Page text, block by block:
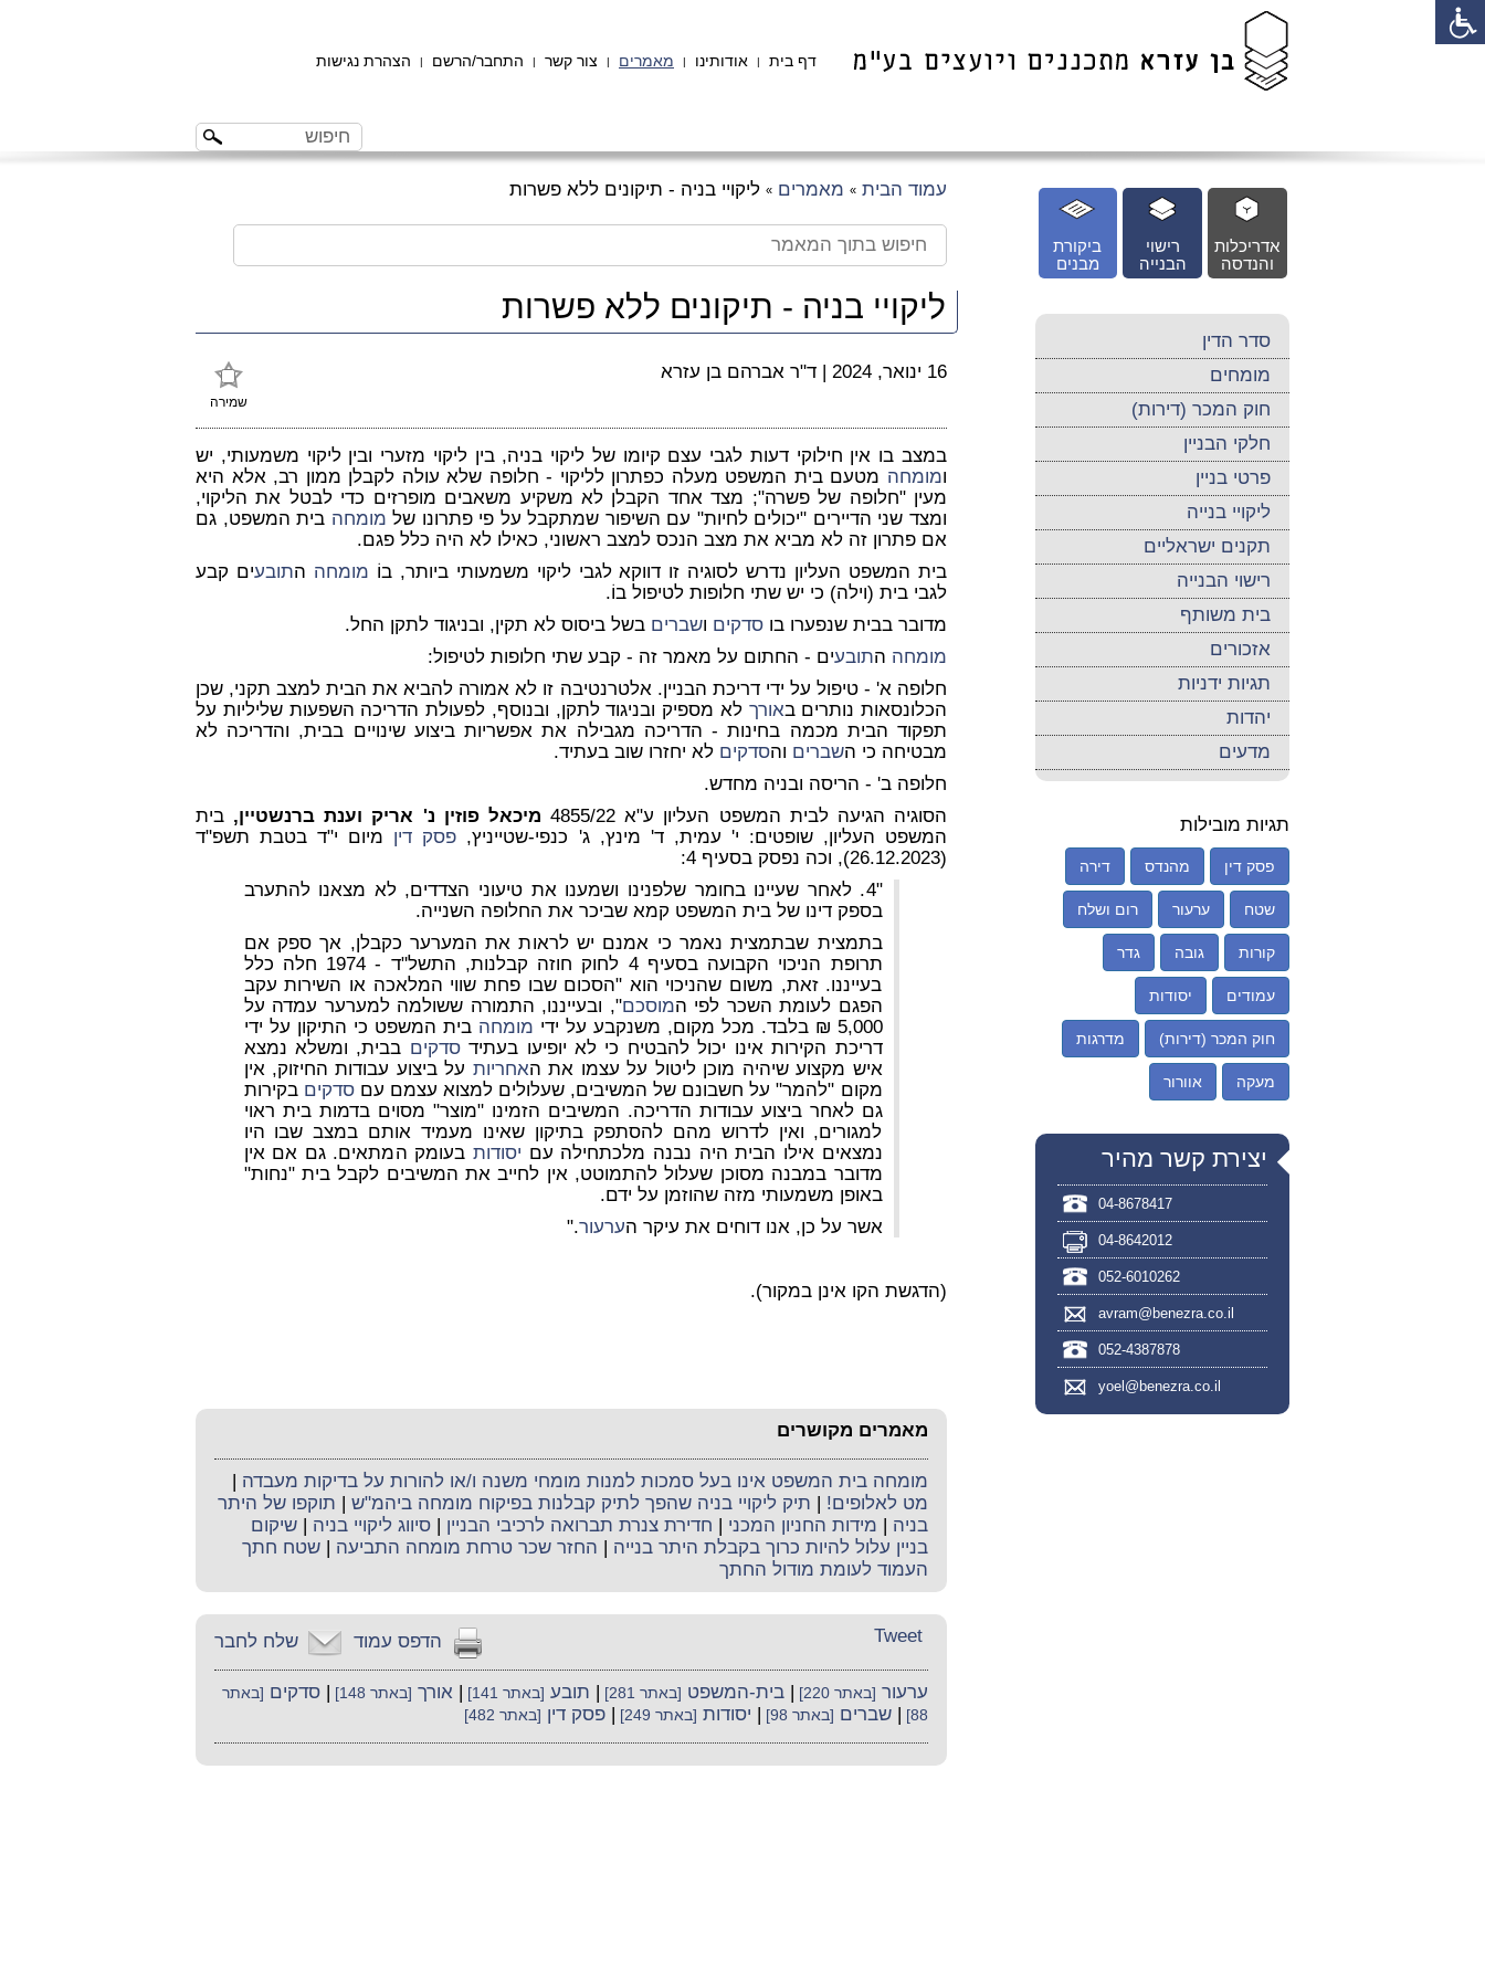
דף בית | אודותינו | מאמרים | צור קשר | התחבר/הרשם | הצהרת נגישות
עמוד הבית » מאמרים » ליקויי בניה - תיקונים ללא פשרות
ליקויי בניה - תיקונים ללא פשרות
שמירה
16 ינואר, 2024 | ד"ר אברהם בן עזרא
במצב בו אין חילוקי דעות לגבי עצם קיומו של ליקוי בניה, בין ליקוי מזערי ובין ליקוי משמעותי, יש
ומומחה מטעם בית המשפט מעלה כפתרון לליקוי - חלופה שלא עולה לקבלן ממון רב, אלא היא
מעין "חלופה של פשרה"; מצד אחד הקבלן לא משקיע משאבים מופרזים כדי לבטל את הליקוי,
ומצד שני הדיירים "יכולים לחיות" עם השיפור שמתקבל על פי פתרונו של מומחה בית המשפט, גם
אם פתרון זה לא מביא את מצב הנכס למצב ראשוני, כאילו לא היה כלל פגם.
בית המשפט העליון נדרש לסוגיה זו דווקא לגבי ליקוי משמעותי ביותר, בוֹ מומחה התובעים קבע
לגבי בית (וילה) כי יש שתי חלופות לטיפול בוֹ.
מדובר בבית שנפערו בו סדקים ושברים בשל ביסוס לא תקין, ובניגוד לתקן החל.
מומחה התובעים - החתום על מאמר זה - קבע שתי חלופות לטיפול:
חלופה א' - טיפול על ידי דריכת הבניין. אלטרנטיבה זו לא אמורה להביא את הבית למצב תקני, שכן
הכלונסאות נותרים באורך לא מספיק ובניגוד לתקן, ובנוסף, לפעולת הדריכה השפעות שליליות על
תפקוד הבית מכמה בחינות - הדריכה מגבילה את אפשריות ביצוע שינויים בבית, והדריכה לא
מבטיחה כי השברים והסדקים לא יחזרו שוב בעתיד.
חלופה ב' - הריסה ובניה מחדש.
הסוגיה הגיעה לבית המשפט העליון ע"א 4855/22
מיכאל פוזין נ' אריק וענת ברנשטיין, בית
המשפט העליון, שופטים: י' עמית, ד' מינץ, ג' כנפי-שטייניץ, פסק דין מיום י"ד בטבת תשפ"ד
(26.12.2023), וכה נפסק בסעיף 4:
"4. לאחר שעיינו בחומר שלפנינו ושמענו את טיעוני הצדדים, לא מצאנו להתערב
בספק דינו של בית המשפט קמא שביכר את החלופה השנייה.
בתמצית שבתמצית נאמר כי אמנם יש לראות את המערער כקבלן, אך ספק אם
תרופת הניכוי הקבועה בסעיף 4 לחוק חוזה קבלנות, התשל"ד - 1974 חלה כלל
בעייננו. זאת, משום שהניכוי הוא "הסכום שבו פחת שווי המלאכה או השירות עקב
הפגם לעומת השכר לפי המוסכם", ובעייננו, התמורה ששולמה למערער עמדה על
5,000 ₪ בלבד. מכל מקום, משנקבע על ידי
מומחה בית המשפט כי התיקון על ידי
דריכת הקירות אינו יכול להבטיח כי לא יופיעו בעתידסדקים בבית, ומשלא נמצא
איש מקצוע שיהיה מוכן ליטול על עצמו את האחריות על ביצוע עבודות החיזוק,אין
מקום "להמר" על חשבונם של המשיבים, שעלולים למצוא עצמם עםסדקים בקירות
גם לאחר ביצוע עבודות הדריכה. המשיבים הזמינו "מוצר" מסוים בדמות בית ראוי
למגורים, ואין לדרוש מהם להסתפק בתיקון שאינו מעמיד אותם במצב שבו היו
נמצאים אילו הבית היה נבנה מלכתחילה עם יסודות בעומק המתאים. גם אם אין
מדובר במבנה מסוכן שעלול להתמוטט, אין לחייב את המשיבים לקבל בית "נחות"
באופן משמעותי מזה שהוזמן על ידם.
אשר על כן, אנו דוחים את עיקר הערעור."
(הדגשת הקו אינן במקור).
מאמרים מקושרים
מומחה בית המשפט אינו בעל סמכות למנות מומחי משנה ו/או להורות על בדיקות מעבדה |
מט לאלופים! | תיק ליקויי בניה שהפך לתיק קבלנות בפיקוח מומחה ביהמ"ש | תוקפו של היתר
בניה | מידות החניון המכני | חדירת צנרת תברואה לרכיבי הבניין | סיווג ליקויי בניה | שיקום
בניין עלול להיות כרוך בקבלת היתר בנייה | החזר שכר טרחת מומחה התביעה | שטח חתך
העמוד לעומת מודול החתך
שלח לחבר הדפס עמוד Tweet
ערעור [באתר 220] | בית-המשפט [באתר 281] | תובע [באתר 141] | אורך [באתר 148] | סדקים [באתר
88]
| שברים [באתר 98] | יסודות [באתר 249] | פסק דין [באתר 482]
ביקורת
מבנים
רישוי
הבנייה
אדריכלות
והנדסה
סדר הדין
מומחים
חוק המכר (דירות)
חלקי הבניין
פרטי בניין
ליקויי בנייה
תקנים ישראליים
רישוי הבנייה
בית משותף
אזכורים
תגיות ידניות
יהדות
מדעים
תגיות מובילות
פסק דין מהנדס דירה
שטח ערעור רום ושלח
קורות גובה גדר
עמודים יסודות
חוק המכר (דירות) מדרגות
מעקה אוורור
יצירת קשר מהיר
04-8678417
04-8642012
052-6010262
avram@benezra.co.il
052-4387878
yoel@benezra.co.il